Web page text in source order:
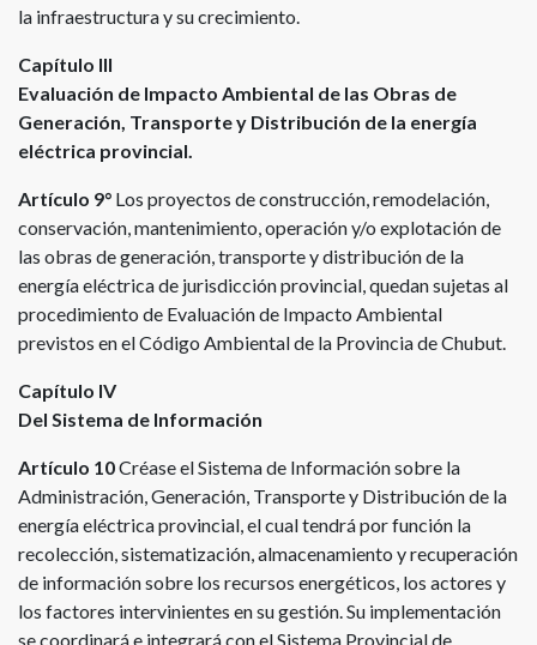
la infraestructura y su crecimiento.
Capítulo III
Evaluación de Impacto Ambiental de las Obras de
Generación, Transporte y Distribución de la energía
eléctrica provincial.
Artículo 9° Los proyectos de construcción, remodelación,
conservación, mantenimiento, operación y/o explotación de
las obras de generación, transporte y distribución de la
energía eléctrica de jurisdicción provincial, quedan sujetas al
procedimiento de Evaluación de Impacto Ambiental
previstos en el Código Ambiental de la Provincia de Chubut.
Capítulo IV
Del Sistema de Información
Artículo 10Créase el Sistema de Información sobre la
Administración, Generación, Transporte y Distribución de la
energía eléctrica provincial, el cual tendrá por función la
recolección, sistematización, almacenamiento y recuperación
de información sobre los recursos energéticos, los actores y
los factores intervinientes en su gestión. Su implementación
se coordinará e integrará con el Sistema Provincial de